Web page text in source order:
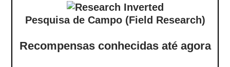
Pesquisa de Campo (Field Research)
Recompensas conhecidas até agora